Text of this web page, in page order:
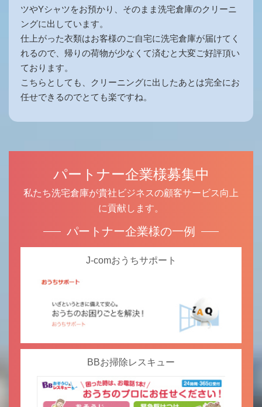
ツやYシャツをお預かり、そのまま洗宅倉庫のクリーニ
ングに出しています。
仕上がった衣類はお客様のご自宅に洗宅倉庫が届けてく
れるので、帰りの荷物が少なくて済むと大変ご好評頂い
ております。
こちらとしても、クリーニングに出したあとは完全にお
任せできるのでとても楽ですね。
パートナー企業様募集中
私たち洗宅倉庫が貴社ビジネスの顧客サービス向上
に貢献します。
パートナー企業様の一例
J-comおうちサポート
BBお掃除レスキュー